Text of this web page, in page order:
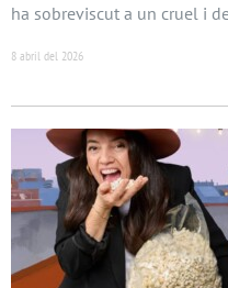
ha sobreviscut a un cruel i
8 abril del 2026